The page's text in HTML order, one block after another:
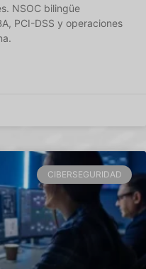
NSOC bilingüe
PCI-DSS y operaciones
CIBERSEGURIDAD